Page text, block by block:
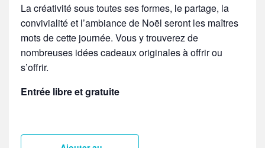
La créativité sous toutes ses formes, le partage, la
convivialité et l’ambiance de Noël seront les maîtres
mots de cette journée. Vous y trouverez de
nombreuses idées cadeaux originales à offrir ou
s’offrir.
Entrée libre et gratuite